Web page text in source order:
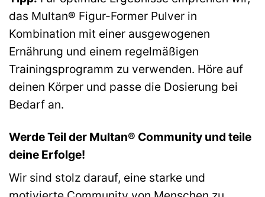
das Multan® Figur-Former Pulver in
Kombination mit einer ausgewogenen
Ernährung und einem regelmäßigen
Trainingsprogramm zu verwenden. Höre auf
deinen Körper und passe die Dosierung bei
Bedarf an.
Werde Teil der Multan® Community und teile
deine Erfolge!
Wir sind stolz darauf, eine starke und